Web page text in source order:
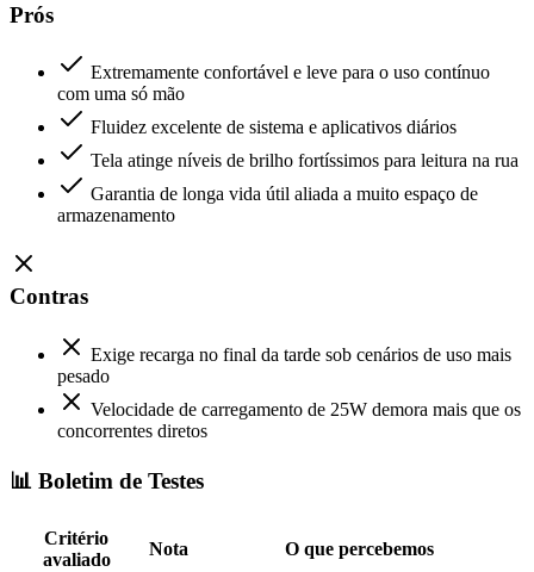
Prós
Extremamente confortável e leve para o uso contínuo
com uma só mão
Fluidez excelente de sistema e aplicativos diários
Tela atinge níveis de brilho fortíssimos para leitura na rua
Garantia de longa vida útil aliada a muito espaço de
armazenamento
Contras
Exige recarga no final da tarde sob cenários de uso mais
pesado
Velocidade de carregamento de 25W demora mais que os
concorrentes diretos
📊 Boletim de Testes
Critério
avaliado
Nota
O que percebemos